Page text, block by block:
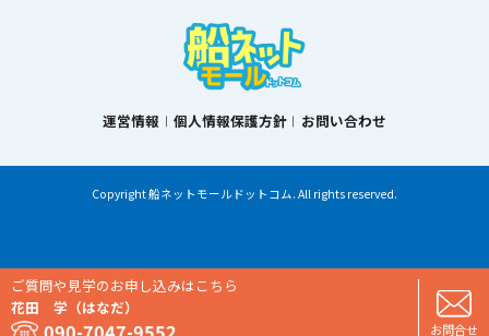
ご質問や見学のお申し込みはこちら
花田 学（はなだ）
お問合せ
運営情報 個人情報保護方針 お問い合わせ
Copyright 船ネットモールドットコム. All rights reserved.